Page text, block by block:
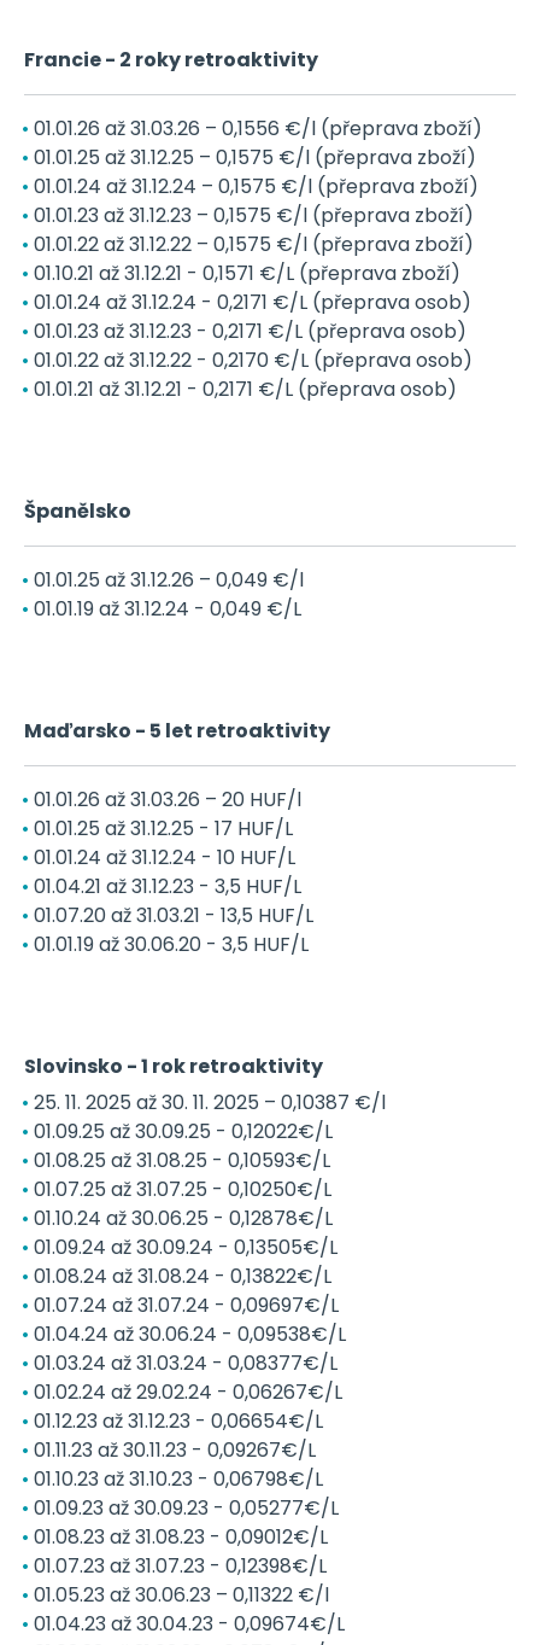
Francie - 2 roky retroaktivity
01.01.26 až 31.03.26 – 0,1556 €/l (přeprava zboží)
01.01.25 až 31.12.25 – 0,1575 €/l (přeprava zboží)
01.01.24 až 31.12.24 – 0,1575 €/l (přeprava zboží)
01.01.23 až 31.12.23 – 0,1575 €/l (přeprava zboží)
01.01.22 až 31.12.22 – 0,1575 €/l (přeprava zboží)
01.10.21 až 31.12.21 - 0,1571 €/L (přeprava zboží)
01.01.24 až 31.12.24 - 0,2171 €/L (přeprava osob)
01.01.23 až 31.12.23 - 0,2171 €/L (přeprava osob)
01.01.22 až 31.12.22 - 0,2170 €/L (přeprava osob)
01.01.21 až 31.12.21 - 0,2171 €/L (přeprava osob)
Španělsko
01.01.25 až 31.12.26 – 0,049 €/l
01.01.19 až 31.12.24 - 0,049 €/L
Maďarsko - 5 let retroaktivity
01.01.26 až 31.03.26 – 20 HUF/l
01.01.25 až 31.12.25 - 17 HUF/L
01.01.24 až 31.12.24 - 10 HUF/L
01.04.21 až 31.12.23 - 3,5 HUF/L
01.07.20 až 31.03.21 - 13,5 HUF/L
01.01.19 až 30.06.20 - 3,5 HUF/L
Slovinsko - 1 rok retroaktivity
25. 11. 2025 až 30. 11. 2025 – 0,10387 €/l
01.09.25 až 30.09.25 - 0,12022€/L
01.08.25 až 31.08.25 - 0,10593€/L
01.07.25 až 31.07.25 - 0,10250€/L
01.10.24 až 30.06.25 - 0,12878€/L
01.09.24 až 30.09.24 - 0,13505€/L
01.08.24 až 31.08.24 - 0,13822€/L
01.07.24 až 31.07.24 - 0,09697€/L
01.04.24 až 30.06.24 - 0,09538€/L
01.03.24 až 31.03.24 - 0,08377€/L
01.02.24 až 29.02.24 - 0,06267€/L
01.12.23 až 31.12.23 - 0,06654€/L
01.11.23 až 30.11.23 - 0,09267€/L
01.10.23 až 31.10.23 - 0,06798€/L
01.09.23 až 30.09.23 - 0,05277€/L
01.08.23 až 31.08.23 - 0,09012€/L
01.07.23 až 31.07.23 - 0,12398€/L
01.05.23 až 30.06.23 – 0,11322 €/l
01.04.23 až 30.04.23 - 0,09674€/L